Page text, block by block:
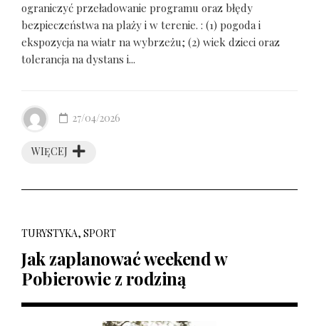
ograniczyć przeładowanie programu oraz błędy
bezpieczeństwa na plaży i w terenie. : (1) pogoda i
ekspozycja na wiatr na wybrzeżu; (2) wiek dzieci oraz
tolerancja na dystans i...
WIĘCEJ
27/04/2026
TURYSTYKA, SPORT
Jak zaplanować weekend w
Pobierowie z rodziną